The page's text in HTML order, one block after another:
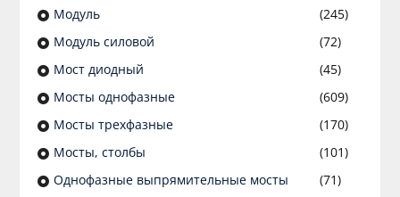
Модуль
(245)
Модуль силовой
(72)
Мост диодный
(45)
Мосты однофазные
(609)
Мосты трехфазные
(170)
Мосты, столбы
(101)
Однофазные выпрямительные мосты
(71)